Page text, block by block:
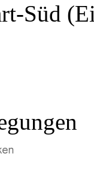
Süd